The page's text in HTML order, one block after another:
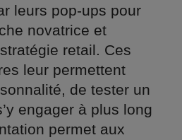
leurs pop-ups pour
novatrice et
retail. Ces
leur permettent
de tester un
engager à plus long
permet aux